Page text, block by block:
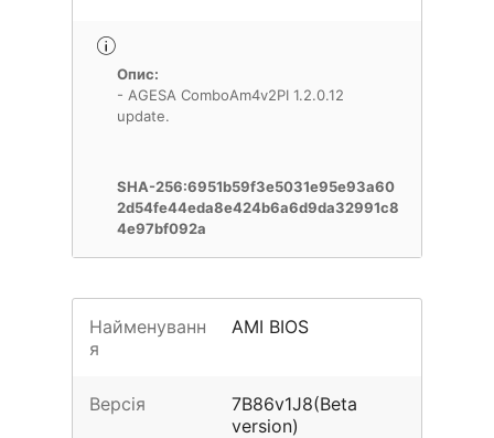
Опис:
- AGESA ComboAm4v2PI 1.2.0.12
update.
SHA-256:6951b59f3e5031e95e93a60
2d54fe44eda8e424b6a6d9da32991c8
4e97bf092a
Найменуванн
я
AMI BIOS
Версія
7B86v1J8(Beta
version)